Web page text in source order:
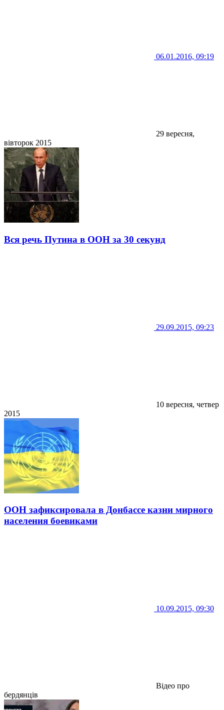
06.01.2016, 09:19
29 вересня,
вівторок 2015
Вся речь Путина в ООН за 30 секунд
29.09.2015, 09:23
10 вересня, четвер
2015
ООН зафиксировала в Донбассе казни мирного
населения боевиками
10.09.2015, 09:30
Відео про
бердянців